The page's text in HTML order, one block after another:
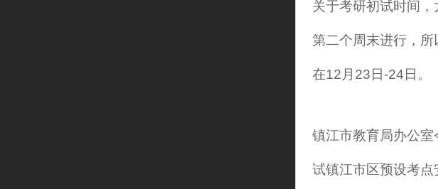
关于考研初试时间
第二个周末进行，
在12月23日-24日。
镇江市教育局办公
试镇江市区预设考